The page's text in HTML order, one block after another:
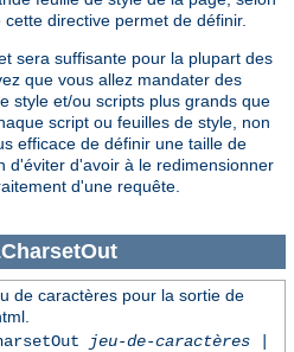
cette directive permet de définir.
sera suffisante pour la plupart des
que vous allez mandater des
style et/ou scripts plus grands que
script ou feuilles de style, non
efficace de définir une taille de
d'éviter d'avoir à le redimensionner
d'une requête.
de caractères pour la sortie de
jeu-de-caractères |